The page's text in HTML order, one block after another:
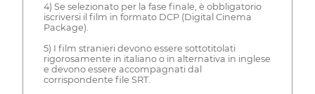
4) Se selezionato per la fase finale, è obbligatorio
iscriversi il film in formato DCP (Digital Cinema
Package).
5) I film stranieri devono essere sottotitolati
rigorosamente in italiano o in alternativa in inglese
e devono essere accompagnati dal
corrispondente file SRT.